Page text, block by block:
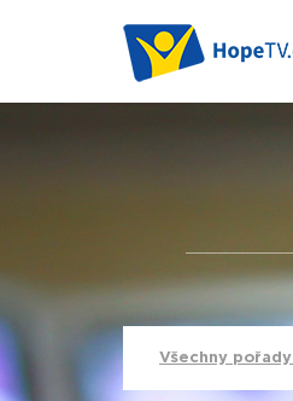
Všechny pořady